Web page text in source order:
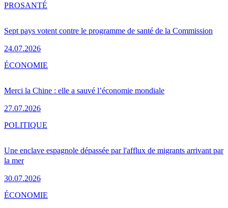
Sept pays votent contre le programme de santé de la Commission
24.07.2026
PROSANTÉ
Merci la Chine : elle a sauvé l’économie mondiale
27.07.2026
ÉCONOMIE
Une enclave espagnole dépassée par l'afflux de migrants arrivant par
la mer
30.07.2026
POLITIQUE
ÉCONOMIE